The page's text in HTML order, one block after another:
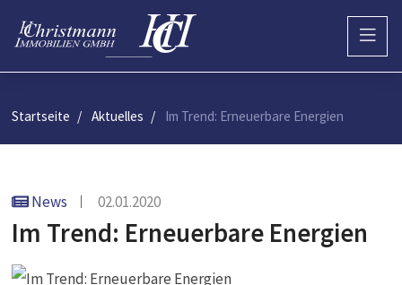
Startseite Aktuelles Im Trend: Erneuerbare Energien
News 02.01.2020
Im Trend: Erneuerbare Energien